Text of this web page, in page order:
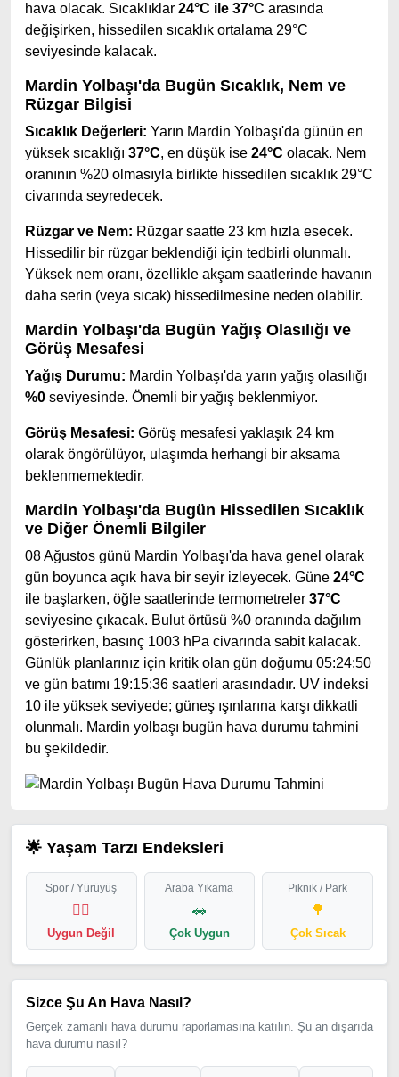
hava olacak. Sıcaklıklar 24°C ile 37°C arasında
değişirken, hissedilen sıcaklık ortalama 29°C
seviyesinde kalacak.
Mardin Yolbaşı'da Bugün Sıcaklık, Nem ve
Rüzgar Bilgisi
Sıcaklık Değerleri: Yarın Mardin Yolbaşı'da günün en
yüksek sıcaklığı 37°C, en düşük ise 24°C olacak. Nem
oranının %20 olmasıyla birlikte hissedilen sıcaklık 29°C
civarında seyredecek.
Rüzgar ve Nem: Rüzgar saatte 23 km hızla esecek.
Hissedilir bir rüzgar beklendiği için tedbirli olunmalı.
Yüksek nem oranı, özellikle akşam saatlerinde havanın
daha serin (veya sıcak) hissedilmesine neden olabilir.
Mardin Yolbaşı'da Bugün Yağış Olasılığı ve
Görüş Mesafesi
Yağış Durumu: Mardin Yolbaşı'da yarın yağış olasılığı
%0 seviyesinde. Önemli bir yağış beklenmiyor.
Görüş Mesafesi: Görüş mesafesi yaklaşık 24 km
olarak öngörülüyor, ulaşımda herhangi bir aksama
beklenmemektedir.
Mardin Yolbaşı'da Bugün Hissedilen Sıcaklık
ve Diğer Önemli Bilgiler
08 Ağustos günü Mardin Yolbaşı'da hava genel olarak
gün boyunca açık hava bir seyir izleyecek. Güne 24°C
ile başlarken, öğle saatlerinde termometreler 37°C
seviyesine çıkacak. Bulut örtüsü %0 oranında dağılım
gösterirken, basınç 1003 hPa civarında sabit kalacak.
Günlük planlarınız için kritik olan gün doğumu 05:24:50
ve gün batımı 19:15:36 saatleri arasındadır. UV indeksi
10 ile yüksek seviyede; güneş ışınlarına karşı dikkatli
olunmalı. Mardin yolbaşı bugün hava durumu tahmini
bu şekildedir.
🌟 Yaşam Tarzı Endeksleri
Spor / Yürüyüş
🏃‍♂️
Uygun Değil
Araba Yıkama
🚗
Çok Uygun
Piknik / Park
🌳
Çok Sıcak
Sizce Şu An Hava Nasıl?
Gerçek zamanlı hava durumu raporlamasına katılın. Şu an dışarıda
hava durumu nasıl?